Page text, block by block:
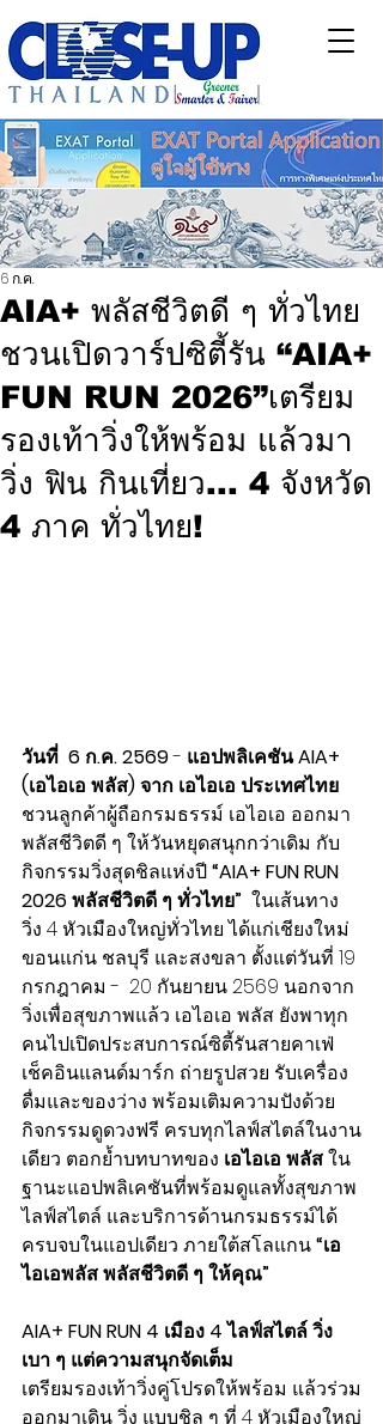
AIA+ พลัสชีวิตดี ๆ ทั่วไทย
ชวนเปิดวาร์ปซิตี้รัน “AIA+
FUN RUN 2026”เตรียม
รองเท้าวิ่งให้พร้อม แล้วมา
วิ่ง ฟิน กินเที่ยว... 4 จังหวัด
4 ภาค ทั่วไทย!
6 ก.ค.
วันที่ 6 ก.ค. 2569 - แอปพลิเคชัน AIA+
(เอไอเอ พลัส) จาก เอไอเอ ประเทศไทย
ชวนลูกค้าผู้ถือกรมธรรม์ เอไอเอ ออกมา
พลัสชีวิตดี ๆ ให้วันหยุดสนุกกว่าเดิม กับ
กิจกรรมวิ่งสุดชิลแห่งปี “AIA+ FUN RUN
2026 พลัสชีวิตดี ๆ ทั่วไทย” ในเส้นทาง
วิ่ง 4 หัวเมืองใหญ่ทั่วไทย ได้แก่เชียงใหม่
ขอนแก่น ชลบุรี และสงขลา ตั้งแต่วันที่ 19
กรกฎาคม -  20 กันยายน 2569 นอกจาก
วิ่งเพื่อสุขภาพแล้ว เอไอเอ พลัส ยังพาทุก
คนไปเปิดประสบการณ์ซิตี้รันสายคาเฟ่
เช็คอินแลนด์มาร์ก ถ่ายรูปสวย รับเครื่อง
ดื่มและของว่าง พร้อมเติมความปังด้วย
กิจกรรมดูดวงฟรี ครบทุกไลฟ์สไตล์ในงาน
เดียว ตอกย้ำบทบาทของ เอไอเอ พลัส ใน
ฐานะแอปพลิเคชันที่พร้อมดูแลทั้งสุขภาพ
ไลฟ์สไตล์ และบริการด้านกรมธรรม์ได้
ครบจบในแอปเดียว ภายใต้สโลแกน “เอ
ไอเอพลัส พลัสชีวิตดี ๆ ให้คุณ”
AIA+ FUN RUN 4 เมือง 4 ไลฟ์สไตล์ วิ่ง
เบา ๆ แต่ความสนุกจัดเต็ม
เตรียมรองเท้าวิ่งคู่โปรดให้พร้อม แล้วร่วม
ออกมาเดิน วิ่ง แบบชิล ๆ ที่ 4 หัวเมืองใหญ่